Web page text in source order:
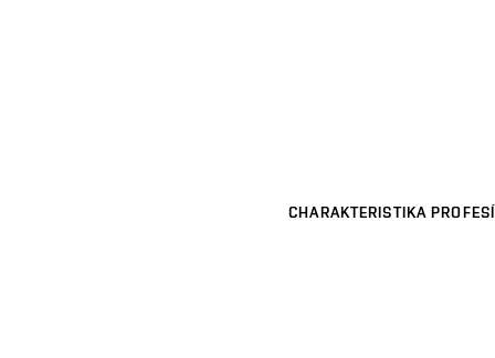
CHARAKTERISTIKA PROFESÍ